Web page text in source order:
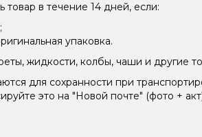
в течение 14 дней, если:
упаковка.
жидкости, колбы, чаши и другие
для сохранности при
это на "Новой почте" (фото +